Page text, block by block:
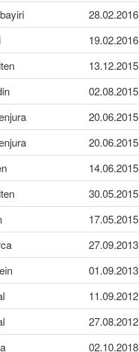
28.02.2016
19.02.2016
13.12.2015
02.08.2015
20.06.2015
20.06.2015
14.06.2015
30.05.2015
17.05.2015
27.09.2013
01.09.2013
11.09.2012
27.08.2012
02.10.2018